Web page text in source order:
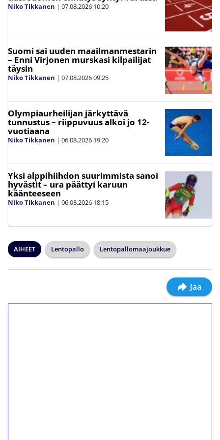
Niko Tikkanen | 07.08.2026 10:20
Suomi sai uuden maailmanmestarin
– Enni Virjonen murskasi kilpailijat
täysin
Niko Tikkanen | 07.08.202609:25
Olympiaurheilijan järkyttävä
tunnustus – riippuvuus alkoi jo 12-
vuotiaana
Niko Tikkanen | 06.08.2026 19:20
Yksi alppihiihdon suurimmista sanoi
hyvästit – ura päättyi karuun
käänteeseen
Niko Tikkanen | 06.08.2026 18:15
AIHEET Lentopallo Lentopallomaajoukkue
Jaa